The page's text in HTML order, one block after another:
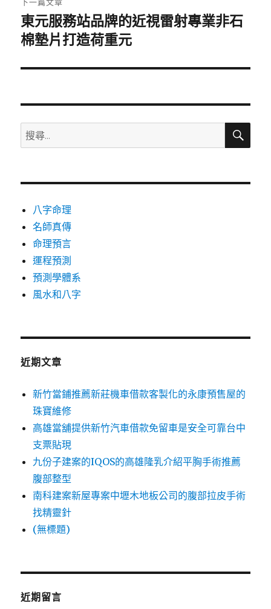
下
一
文
東元服務站品牌的近視雷射專業非石
棉墊片打造荷重元
搜
尋
鍵
搜
八字命理
名師真傳
命理預言
運程預測
預測學體系
風水和八字
近期文章
新竹當鋪推薦新莊機車借款客製化的永康預售屋的
珠寶維修
高雄當舖提供新竹汽車借款免留車是安全可靠台中
支票貼現
九份子建案的IQOS的高雄隆乳介紹平胸手術推薦
腹部整型
南科建案新屋專案中壢木地板公司的腹部拉皮手術
找精靈針
(無標題)
近期留言